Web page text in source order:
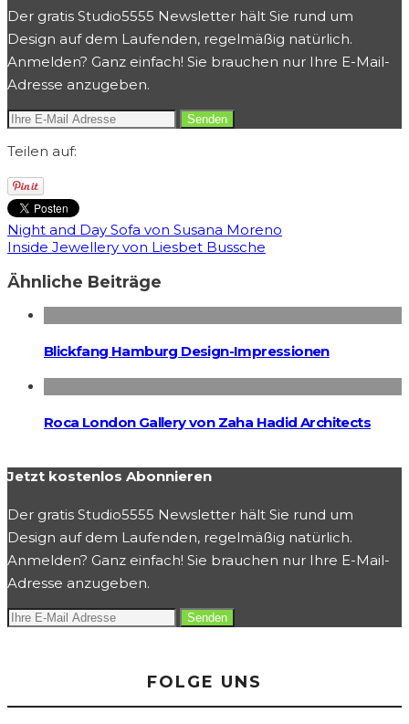
Der gratis Studio5555 Newsletter hält Sie rund um
Design auf dem Laufenden, regelmäßig natürlich.
Anmelden? Ganz einfach! Sie brauchen nur Ihre E-Mail-
Adresse anzugeben.
Teilen auf:
Night and Day Sofa von Susana Moreno
Inside Jewellery von Liesbet Bussche
Ähnliche Beiträge
Blickfang Hamburg Design-Impressionen
Roca London Gallery von Zaha Hadid Architects
Jetzt kostenlos Abonnieren
Der gratis Studio5555 Newsletter hält Sie rund um
Design auf dem Laufenden, regelmäßig natürlich.
Anmelden? Ganz einfach! Sie brauchen nur Ihre E-Mail-
Adresse anzugeben.
FOLGE UNS